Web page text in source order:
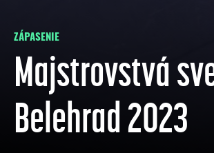
ZÁPASENIE
Majstrovstvá
Belehrad 2023